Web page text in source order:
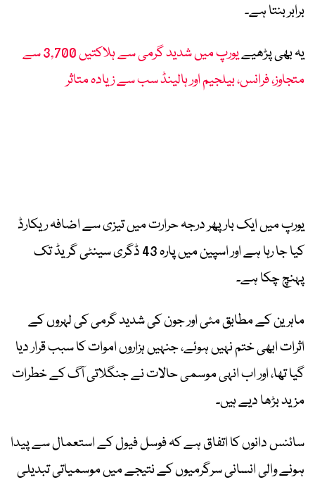
برابر بنتا ہے۔
یہ بھی پڑھیے
یورپ میں شدید گرمی سے ہلاکتیں 3,700 سے
متجاوز، فرانس، بیلجیم اور ہالینڈ سب سے زیادہ متاثر
یورپ میں ایک بار پھر درجہ حرارت میں تیزی سے اضافہ ریکارڈ
کیا جا رہا ہے اور اسپین میں پارہ 43 ڈگری سینٹی گریڈ تک
پہنچ چکا ہے۔
ماہرین کے مطابق مئی اور جون کی شدید گرمی کی لہروں کے
اثرات ابھی ختم نہیں ہوئے، جنہیں ہزاروں اموات کا سبب قرار دیا
گیا تھا، اور اب انہی موسمی حالات نے جنگلاتی آگ کے خطرات
مزید بڑھا دیے ہیں۔
سائنس دانوں کا اتفاق ہے کہ فوسل فیول کے استعمال سے پیدا
ہونے والی انسانی سرگرمیوں کے نتیجے میں موسمیاتی تبدیلی